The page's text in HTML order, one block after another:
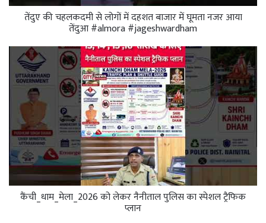
तेंदुए की चहलकदमी से लोगों में दहशत बाजार में घूमता नजर आया
तेंदुआ #almora #jageshwardham
कैंची_धाम_मेला_2026 को लेकर नैनीताल पुलिस का स्पेशल ट्रैफिक
प्लान